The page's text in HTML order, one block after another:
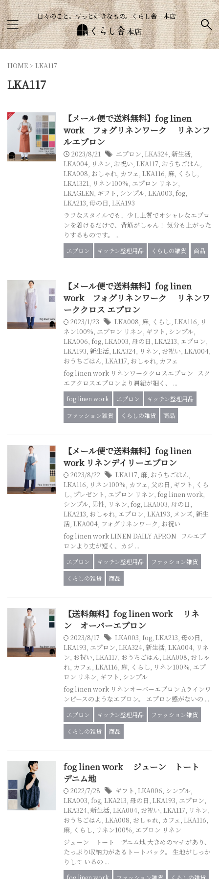
日々のこと。ずっと好きなもの。くらし舎 本店
HOME > LKA117
LKA117
【メール便で送料無料】fog linen
work フォグリネンワーク リネンフ
ルエプロン
2023/8/21 エプロン, LKA324, 新生活,
LKA004, リネン, お祝い, LKA117, おうちごはん,
LKA008, おしゃれ, カフェ, LKA116, 麻, くらし,
LKA1321, リネン100%, エプロン リネン,
LKAGLEN, ギフト, シンプル, LKA003, fog,
LKA213, 母の日, LKA193
ラフなスタイルでも、少し上質でオシャレなエプロ
ンを着けるだけで、背筋がしゃん！ 気分も上がった
りするものです。 ...
エプロン キッチン整理用品 くらしの雑貨 商品
【メール便で送料無料】fog linen
work フォグリネンワーク リネンワ
ーククロス エプロン
2023/1/23 LKA008, 麻, くらし, LKA116, リ
ネン100%, エプロン リネン, ギフト, シンプル,
LKA006, fog, LKA003, 母の日, LKA213, エプロン,
LKA193, 新生活, LKA324, リネン, お祝い, LKA004,
おうちごはん, LKA117, おしゃれ, カフェ
fog linen work リネンワーククロスエプロン スク
エアクロスエプロンより肩紐が細く、 ...
fog linen work エプロン
キッチン整理用品
ファッション雑貨
くらしの雑貨 商品
【メール便で送料無料】fog linen
work リネンデイリーエプロン
2023/8/22 LKA117, 麻, おうちごはん,
LKA116, リネン100%, カフェ, 父の日, ギフト, くら
し, プレゼント, エプロン リネン, fog linen work,
シンプル, 男性, リネン, fog, LKA003, 母の日,
LKA213, おしゃれ, エプロン, LKA193, メンズ, 新生
活, LKA004, フォグリネンワーク, お祝い
fog linen work LINEN DAILY APRON フルエプ
ロンより丈が短く、カジ ...
エプロン キッチン整理用品
ファッション雑貨
くらしの雑貨
商品
【送料無料】fog linen work リネ
ン オーバーエプロン
2023/8/17 LKA003, fog, LKA213, 母の日,
LKA193, エプロン, LKA324, 新生活, LKA004, リネ
ン, お祝い, LKA117, おうちごはん, LKA008, おしゃ
れ, カフェ, LKA116, 麻, くらし, リネン100%, エプ
ロン リネン, ギフト, シンプル
fog linen work リネンオーバーエプロン Aラインワ
ンピースのようなエプロン。 エプロン感がないの ...
エプロン キッチン整理用品
ファッション雑貨
くらしの雑貨
商品
fog linen work ジューン トート
デニム地
2022/7/28 ギフト, LKA006, シンプル,
LKA003, fog, LKA213, 母の日, LKA193, エプロン,
LKA324, 新生活, LKA004, お祝い, LKA117, リネン,
おうちごはん, LKA008, おしゃれ, カフェ, LKA116,
麻, くらし, リネン100%, エプロン リネン
ジューン トート デニム地 大きめのマチがあり、
たっぷり収納力があるトートバック。 生地がしっか
りして いるの ...
fog linen work ファッション雑貨 くらしの雑貨